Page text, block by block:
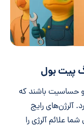
پیت بول
و حساسیت باشند که
آلرژن‌های رایج
علائم آلرژی را